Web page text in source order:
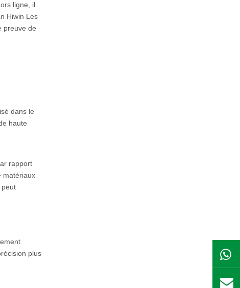
ligne, il
Hiwin Les
preuve de
dans le
haute
rapport
matériaux
peut
plus